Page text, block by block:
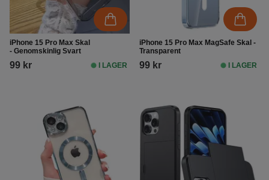
iPhone 15 Pro Max Skal
- Genomskinlig Svart
99 kr I LAGER
iPhone 15 Pro Max MagSafe Skal -
Transparent
99 kr I LAGER